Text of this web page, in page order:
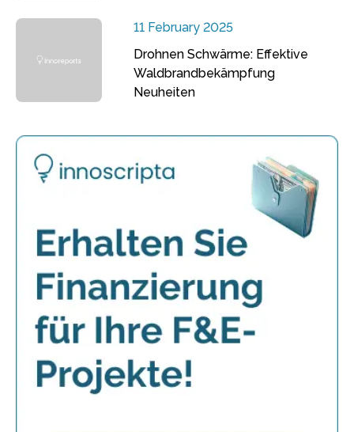
11 February 2025
Drohnen Schwärme: Effektive
Waldbrandbekämpfung
Neuheiten